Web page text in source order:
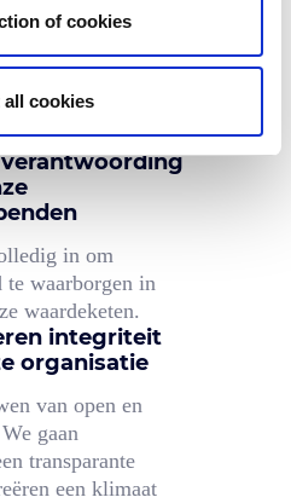
of cookies
all cookies
van private label
hebben we onze
veel te bieden.
in om
te waarborgen in
waardeketen.
integriteit
organisatie
van open en
gaan
transparante
een klimaat